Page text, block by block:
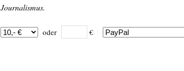
Journalismus.
oder €